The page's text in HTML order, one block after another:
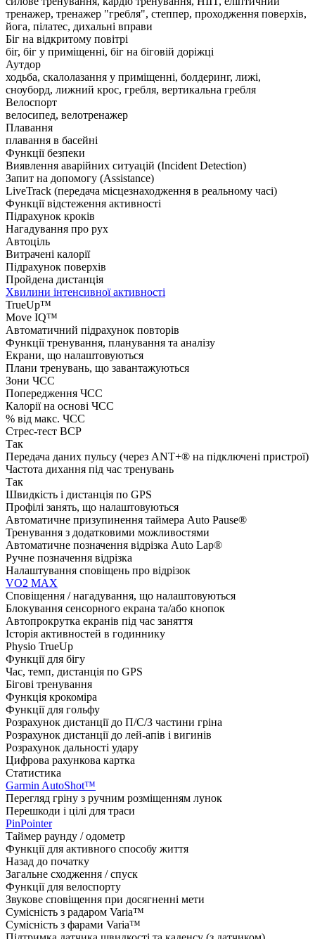
тренажер, тренажер "гребля", степпер, проходження поверхів,
йога, пілатес, дихальні вправи
Біг на відкритому повітрі
біг, біг у приміщенні, біг на біговій доріжці
Аутдор
ходьба, скалолазання у приміщенні, болдеринг, лижі,
сноуборд, лижний крос, гребля, вертикальна гребля
Велоспорт
велосипед, велотренажер
Плавання
плавання в басейні
Функції безпеки
Виявлення аварійних ситуацій (Incident Detection)
Запит на допомогу (Assistance)
LiveTrack (передача місцезнаходження в реальному часі)
Функції відстеження активності
Підрахунок кроків
Нагадування про рух
Автоціль
Витрачені калорії
Підрахунок поверхів
Пройдена дистанція
Хвилини інтенсивної активності
TrueUp™
Move IQ™
Автоматичний підрахунок повторів
Функції тренування, планування та аналізу
Екрани, що налаштовуються
Плани тренувань, що завантажуються
Зони ЧСС
Попередження ЧСС
Калорії на основі ЧСС
% від макс. ЧСС
Стрес-тест ВСР
Так
Передача даних пульсу (через ANT+® на підключені пристрої)
Частота дихання під час тренувань
Так
Швидкість і дистанція по GPS
Профілі занять, що налаштовуються
Автоматичне призупинення таймера Auto Pause®
Тренування з додатковими можливостями
Автоматичне позначення відрізка Auto Lap®
Ручне позначення відрізка
Налаштування сповіщень про відрізок
VO2 MAX
Сповіщення / нагадування, що налаштовуються
Блокування сенсорного екрана та/або кнопок
Автопрокрутка екранів під час заняття
Історія активностей в годиннику
Physio TrueUp
Функції для бігу
Час, темп, дистанція по GPS
Бігові тренування
Функція крокоміра
Функції для гольфу
Розрахунок дистанції до П/С/З частини гріна
Розрахунок дистанції до лей-апів і вигинів
Розрахунок дальності удару
Цифрова рахункова картка
Статистика
Garmin AutoShot™
Перегляд гріну з ручним розміщенням лунок
Перешкоди і цілі для траси
PinPointer
Таймер раунду / одометр
Функції для активного способу життя
Назад до початку
Загальне сходження / спуск
Функції для велоспорту
Звукове сповіщення при досягненні мети
Сумісність з радаром Varia™
Сумісність з фарами Varia™